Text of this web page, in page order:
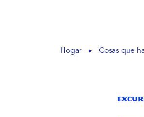
Hogar Cosas que